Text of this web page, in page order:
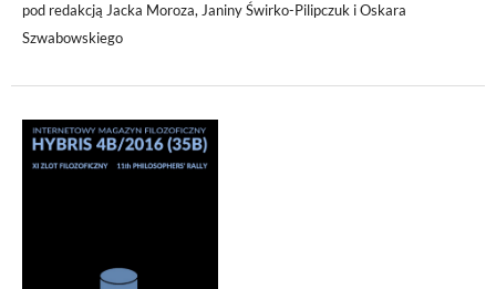
pod redakcją Jacka Moroza, Janiny Świrko-Pilipczuk i Oskara
Szwabowskiego